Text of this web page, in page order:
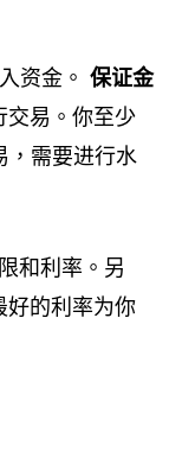
资金。保证金
易。你至少
，需要进行水
和利率。另
的利率为你